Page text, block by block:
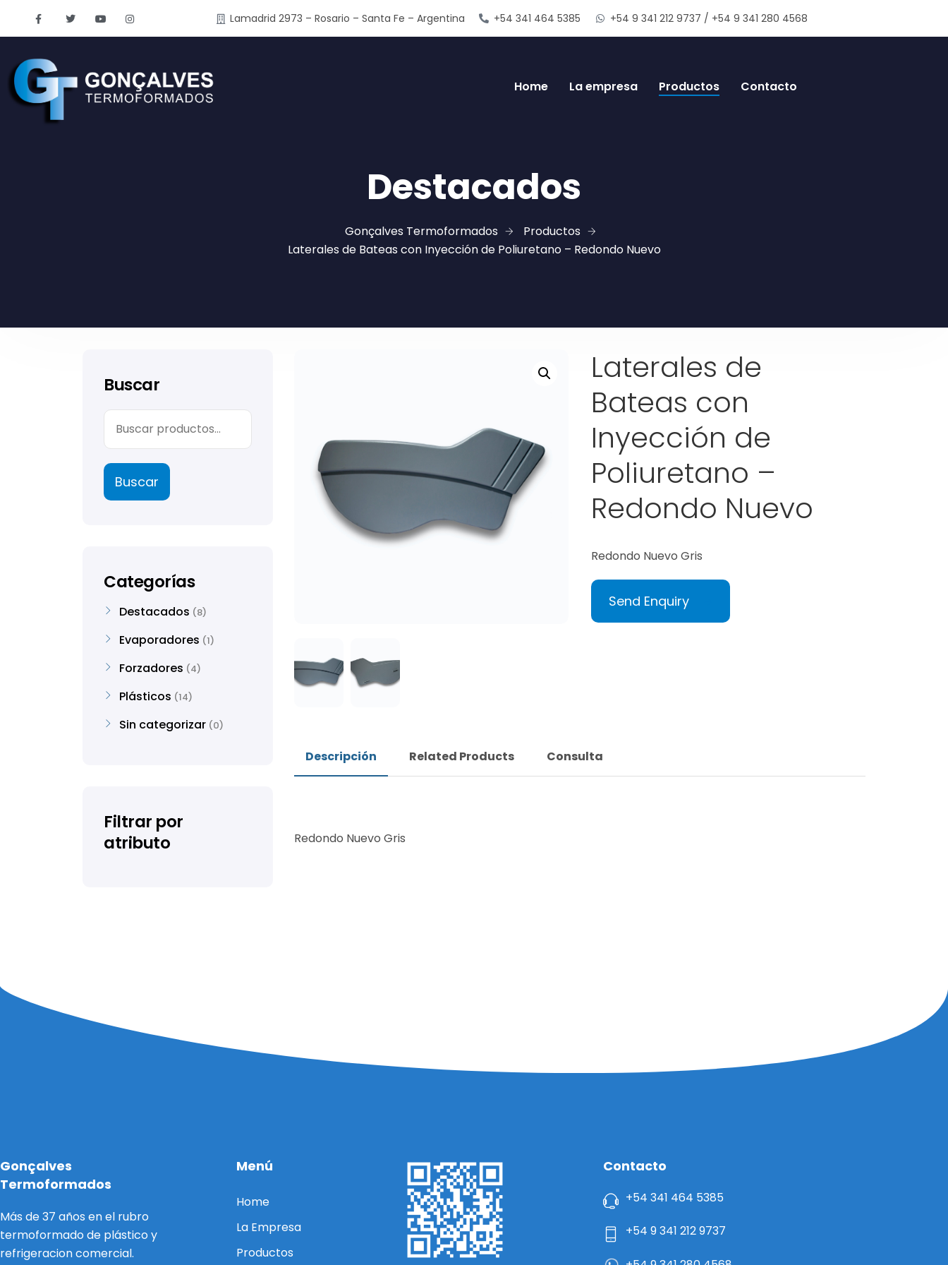
Lamadrid 2973 – Rosario – Santa Fe – Argentina +54 341 464 5385 +54 9 341 212 9737 / +54 9 341 280 4568
Home La empresa Productos Contacto
Destacados
Gonçalves Termoformados
Productos
Laterales de Bateas con Inyección de Poliuretano – Redondo Nuevo
Laterales de
Bateas con
Inyección de
Poliuretano –
Redondo Nuevo
Redondo Nuevo Gris
Send Enquiry
Descripción Related Products Consulta
Redondo Nuevo Gris
Buscar
Buscar
Categorías
Destacados 8
Evaporadores 1
Forzadores 4
Plásticos 14
Sin categorizar 0
Filtrar por
atributo
Gonçalves
Termoformados
Más de 37 años en el rubro
termoformado de plástico y
refrigeracion comercial.
Menú
Home
La Empresa
Productos
Contacto
+54 341 464 5385
+54 9 341 212 9737